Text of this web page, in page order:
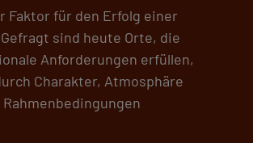
Faktor für den Erfolg einer
sind heute Orte, die
Anforderungen erfüllen,
Charakter, Atmosphäre